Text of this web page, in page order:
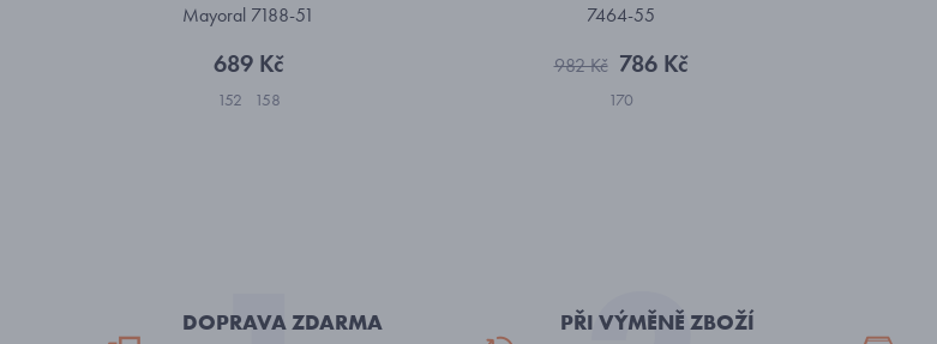
Mayoral 7188-51
689 Kč
152 158
7464-55
982 Kč 786 Kč
170
DOPRAVA ZDARMA PŘI VÝMĚNĚ ZBOŽÍ